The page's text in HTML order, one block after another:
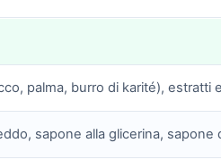
palma, burro di karité), estratti
sapone alla glicerina,